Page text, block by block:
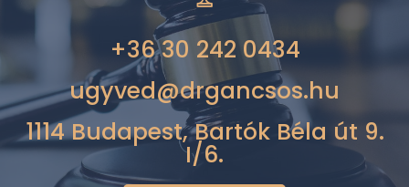
+36 30 242 0434
ugyved@drgancsos.hu
1114 Budapest, Bartók Béla út 9.
I/6.